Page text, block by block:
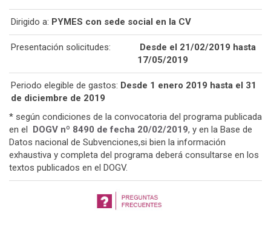
Dirigido a: PYMES con sede social en la CV
Presentación solicitudes:
Desde el 21/02/2019 hasta
17/05/2019
Periodo elegible de gastos: Desde 1 enero 2019 hasta el 31
de diciembre de 2019
* según condiciones de la convocatoria del programa publicada
en el DOGV nº 8490 de fecha 20/02/2019, y en la Base de
Datos nacional de Subvenciones,si bien la información
exhaustiva y completa del programa deberá consultarse en los
textos publicados en el DOGV.